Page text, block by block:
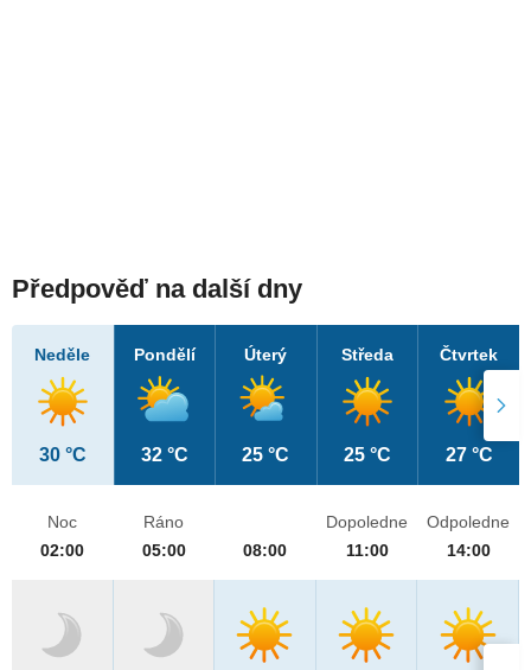
Předpověď na další dny
Neděle
30 °C
Pondělí
32 °C
Úterý
25 °C
Středa
25 °C
Čtvrtek
27 °C
Noc
02:00
Ráno
05:00
08:00
Dopoledne
11:00
Odpoledne
14:00